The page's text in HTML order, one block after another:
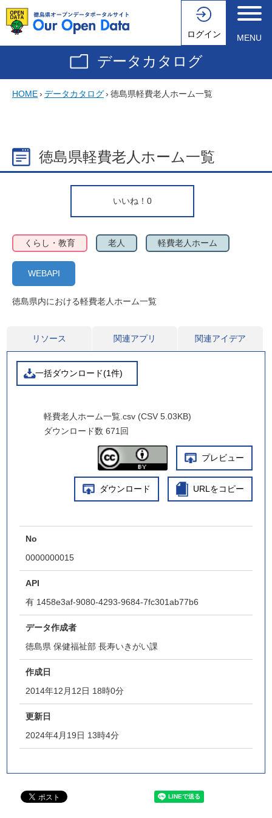
ログイン MENU
データカタログ
HOME› データカタログ› 徳島県軽費老人ホーム一覧
徳島県軽費老人ホーム一覧
いいね！ 0
くらし・教育 老人 軽費老人ホーム
WEBAPI
徳島県内における軽費老人ホーム一覧
リソース 関連アプリ 関連アイデア
一括ダウンロード(1件)
軽費老人ホーム一覧.csv (CSV 5.03KB)
ダウンロード数 671回
プレビュー
ダウンロード URLをコピー
No
0000000015
API
有 1458e3af-9080-4293-9684-7fc301ab77b6
データ作成者
徳島県 保健福祉部 長寿いきがい課
作成日
2014年12月12日 18時0分
更新日
2024年4月19日 13時4分